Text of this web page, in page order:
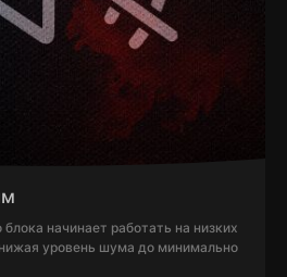
начинает работать на низких
уровень шума до минимально